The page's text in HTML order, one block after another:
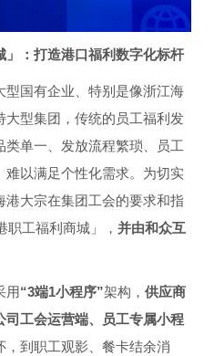
」：打造港口福利数字化标杆
国有企业、特别是像浙江海
型集团，传统的员工福利发
类单一、发放流程繁琐、员工
以满足个性化需求。为切实
大宗在集团工会的要求和指
职工福利商城」， 并由和众互
用“3端1小程序”架构， 供应商
工会运营端、员工专属小程
到职工观影、餐卡结余消